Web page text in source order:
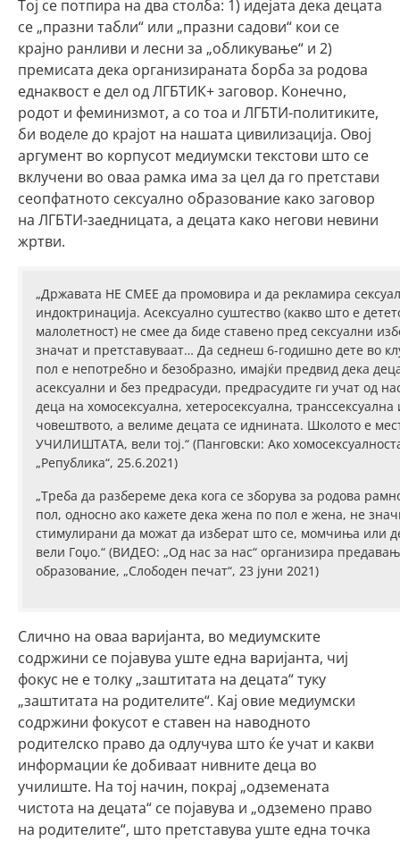
Тој се потпира на два столба: 1) идејата дека децата
се „празни табли“ или „празни садови“ кои се
крајно ранливи и лесни за „обликување“ и 2)
премисата дека организираната борба за родова
еднаквост е дел од ЛГБТИК+ заговор. Конечно,
родот и феминизмот, а со тоа и ЛГБТИ-политиките,
би воделе до крајот на нашата цивилизација. Овој
аргумент во корпусот медиумски текстови што се
вклучени во оваа рамка има за цел да го претстави
сеопфатното сексуално образование како заговор
на ЛГБТИ-заедницата, а децата како негови невини
жртви.
„Државата НЕ СМЕЕ да промовира и да рекламира
индоктринација. Асексуално суштество (какво што е
малолетност) не смее да биде ставено пред сексуални
значат и претставуваат… Да седнеш 6-годишно дете во
пол е непотребно и безобразно, имајќи предвид дека
асексуални и без предрасуди, предрасудите ги учат од
деца на хомосексуална, хетеросексуална,
човештвото, а велиме децата се иднината. Школото е
УЧИЛИШТАТА, вели тој.“ (Панговски: Ако
„Република“, 25.6.2021)
„Треба да разбереме дека кога се зборува за родова
пол, односно ако кажете дека жена по пол е жена, не
стимулирани да можат да изберат што се, момчиња или
вели Гоџо.“ (ВИДЕО: „Од нас за нас“ организира
образование, „Слободен печат“, 23 јуни 2021)
Слично на оваа варијанта, во медиумските
содржини се појавува уште една варијанта, чиј
фокус не е толку „заштитата на децата“ туку
„заштитата на родителите“. Кај овие медиумски
содржини фокусот е ставен на наводното
родителско право да одлучува што ќе учат и какви
информации ќе добиваат нивните деца во
училиште. На тој начин, покрај „одземената
чистота на децата“ се појавува и „одземено право
на родителите“, што претставува уште една точка